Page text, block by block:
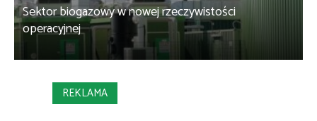
Sektor biogazowy w nowej rzeczywistości
operacyjnej
REKLAMA